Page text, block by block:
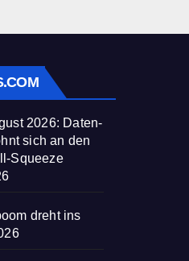
2026: Daten-
sich an den
Squeeze
dreht ins